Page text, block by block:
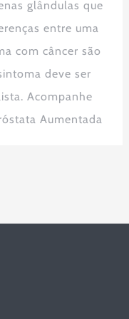
glândulas que
entre uma
com câncer são
deve ser
Acompanhe
Aumentada